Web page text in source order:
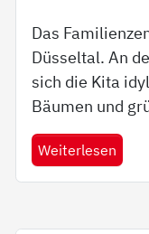
Das
Düsseltal. An
sich die Kita
Bäumen und
Weiterlesen